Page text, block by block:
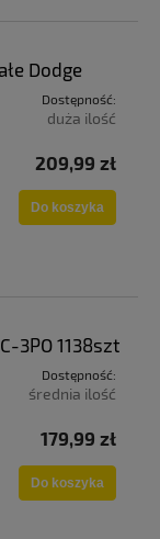
Dodge
Dostępność:
duża ilość
209,99 zł
Do koszyka
3PO 1138szt
Dostępność:
średnia ilość
179,99 zł
Do koszyka